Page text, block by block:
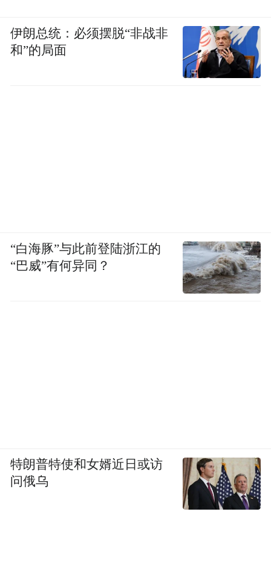
伊朗总统：必须摆脱“非战非
和”的局面
“白海豚”与此前登陆浙江的
“巴威”有何异同？
特朗普特使和女婿近日或访
问俄乌